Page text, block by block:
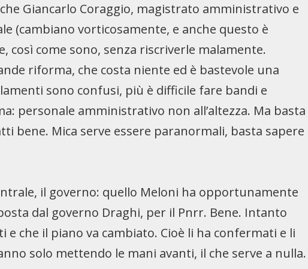
Giancarlo Coraggio, magistrato amministrativo e
(cambiano vorticosamente, e anche questo è
così come sono, senza riscriverle malamente.
riforma, che costa niente ed è bastevole una
sono confusi, più è difficile fare bandi e
personale amministrativo non all’altezza. Ma basta
bene. Mica serve essere paranormali, basta sapere
il governo: quello Meloni ha opportunamente
dal governo Draghi, per il Pnrr. Bene. Intanto
che il piano va cambiato. Cioè li ha confermati e li
solo mettendo le mani avanti, il che serve a nulla.